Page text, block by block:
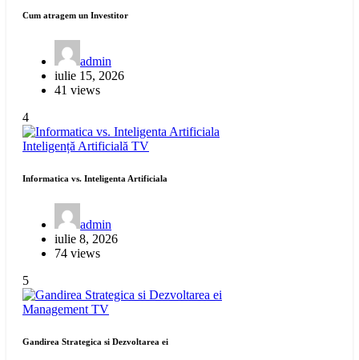
Cum atragem un Investitor
admin
iulie 15, 2026
41 views
4
Inteligență Artificială TV
Informatica vs. Inteligenta Artificiala
admin
iulie 8, 2026
74 views
5
Management TV
Gandirea Strategica si Dezvoltarea ei